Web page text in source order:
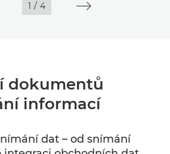
1 / 4
dokumentů
informací
dat – od snímání